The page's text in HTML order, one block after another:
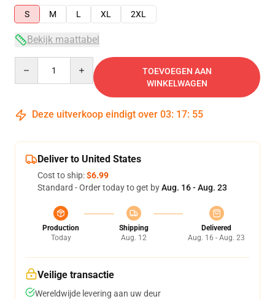
S
M L XL 2XL
Bekijk maattabel
TOEVOEGEN AAN
WINKELWAGEN
Deze uitverkoop eindigt over 03: 17: 54
Deliver to United States
Cost to ship:$6.99
Standard - Order today to get byAug. 16 - Aug. 23
Production
Today
Shipping
Aug. 12
Delivered
Aug. 16 - Aug. 23
Veilige transactie
Wereldwijde levering aan uw deur